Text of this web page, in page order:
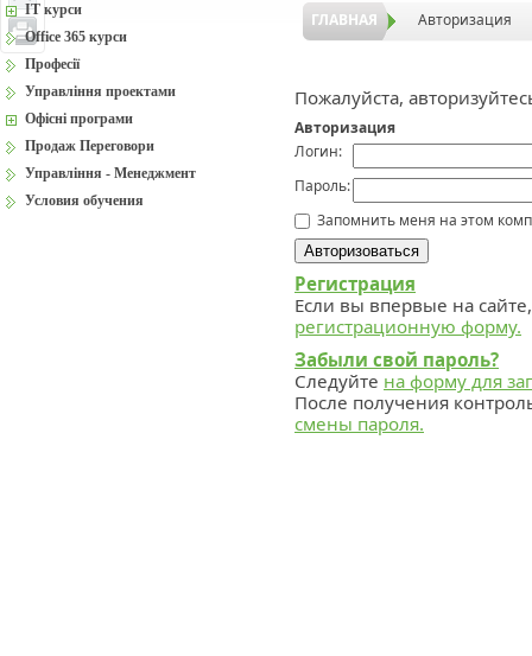
ГЛАВНАЯ Авторизация
Пожалуйста,
Авторизация
Логин:
Пароль:
Запомнить меня на этом
Регистрация
Если вы впервые на
регистрационную форму.
Забыли свой пароль?
Следуйте на форму для
После получения
смены пароля.
IT курси
Office 365 курси
Професії
Управління проектами
Офісні програми
Продаж Переговори
Управління - Менеджмент
Условия обучения